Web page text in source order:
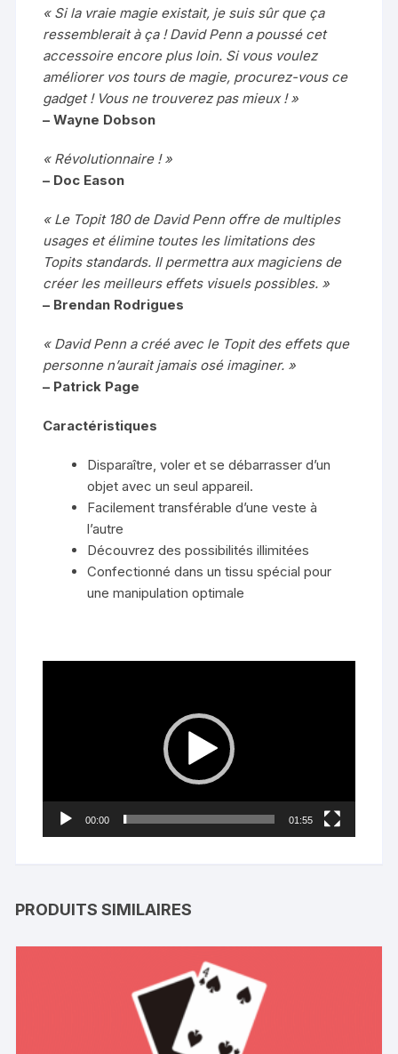
« Si la vraie magie existait, je suis sûr que ça
ressemblerait à ça ! David Penn a poussé cet
accessoire encore plus loin. Si vous voulez
améliorer vos tours de magie, procurez-vous ce
gadget ! Vous ne trouverez pas mieux ! »
– Wayne Dobson
« Révolutionnaire ! »
– Doc Eason
« Le Topit 180 de David Penn offre de multiples
usages et élimine toutes les limitations des
Topits standards. Il permettra aux magiciens de
créer les meilleurs effets visuels possibles. »
– Brendan Rodrigues
« David Penn a créé avec le Topit des effets que
personne n’aurait jamais osé imaginer. »
– Patrick Page
Caractéristiques
Disparaître, voler et se débarrasser d’un
objet avec un seul appareil.
Facilement transférable d’une veste à
l’autre
Découvrez des possibilités illimitées
Confectionné dans un tissu spécial pour
une manipulation optimale
00:00 01:55
PRODUITS SIMILAIRES